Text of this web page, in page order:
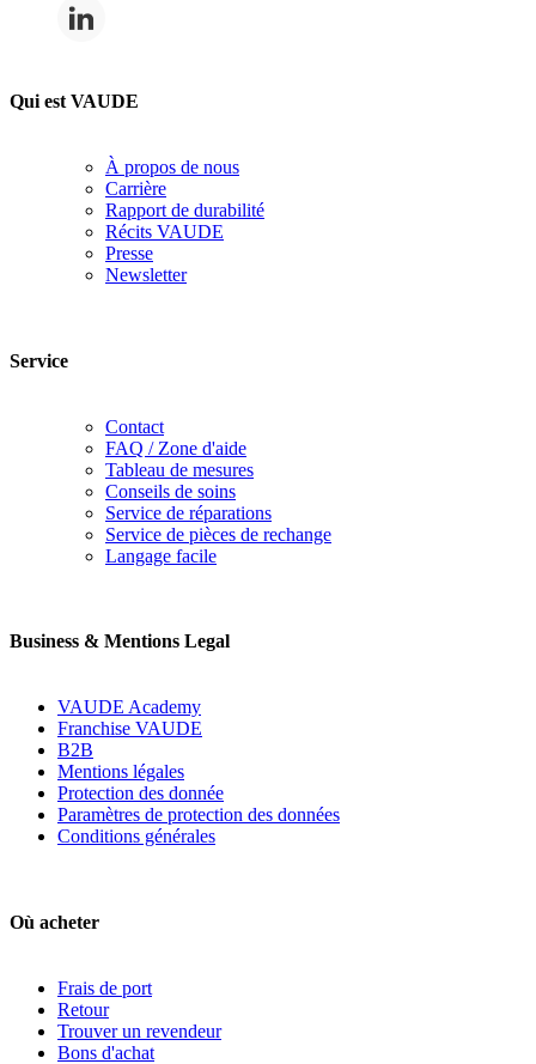
Qui est VAUDE
À propos de nous
Carrière
Rapport de durabilité
Récits VAUDE
Presse
Newsletter
Service
Contact
FAQ / Zone d'aide
Tableau de mesures
Conseils de soins
Service de réparations
Service de pièces de rechange
Langage facile
Business & Mentions Legal
VAUDE Academy
Franchise VAUDE
B2B
Mentions légales
Protection des donnée
Paramètres de protection des données
Conditions générales
Où acheter
Frais de port
Retour
Trouver un revendeur
Bons d'achat